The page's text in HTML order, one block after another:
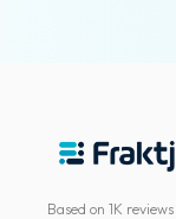
Based on 1K reviews